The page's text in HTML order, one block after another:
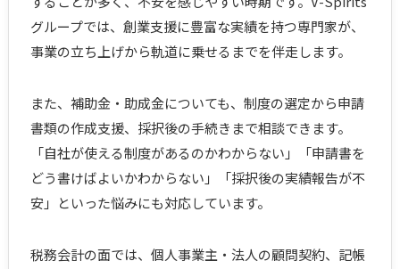
グループでは、創業支援に豊富な実績を持つ専門家が、
事業の立ち上げから軌道に乗せるまでを伴走します。
また、補助金・助成金についても、制度の選定から申請
書類の作成支援、採択後の手続きまで相談できます。
「自社が使える制度があるのかわからない」「申請書を
どう書けばよいかわからない」「採択後の実績報告が不
安」といった悩みにも対応しています。
税務会計の面では、個人事業主・法人の顧問契約、記帳